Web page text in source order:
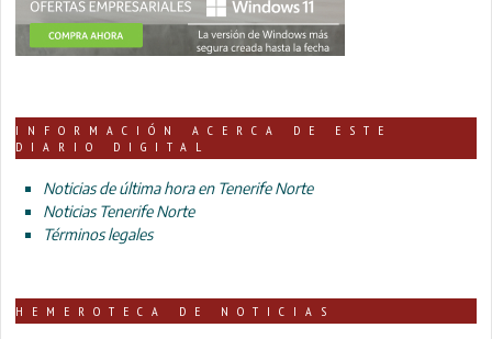
INFORMACIÓN ACERCA DE ESTE
DIARIO DIGITAL
Noticias de última hora en Tenerife Norte
Noticias Tenerife Norte
Términos legales
HEMEROTECA DE NOTICIAS